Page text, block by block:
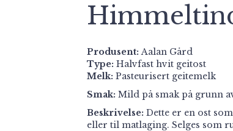
Produsent:Aalan Gård
Type: Halvfast hvit geitost
Melk: Pasteurisert geitemelk
Smak: Mild på smak på grunn
Beskrivelse: Dette er en ost
eller til matlaging. Selges som